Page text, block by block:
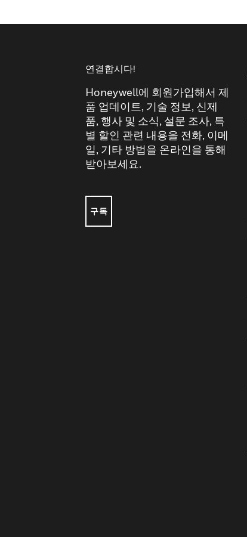
연결합시다!
Honeywell에 회원가입해서 제
품 업데이트, 기술 정보, 신제
품, 행사 및 소식, 설문 조사, 특
별 할인 관련 내용을 전화, 이메
일, 기타 방법을 온라인을 통해
받아보세요.
구독